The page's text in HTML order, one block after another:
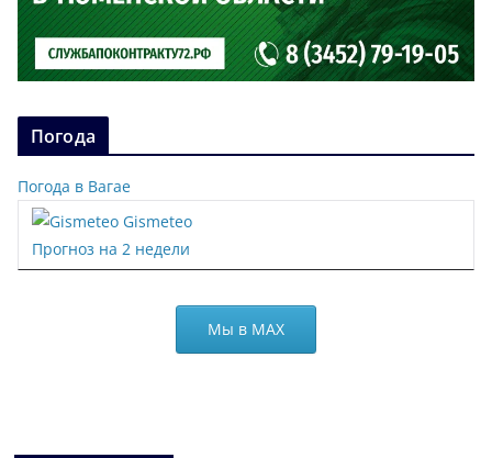
Погода
Погода в Вагае
Gismeteo
Прогноз на 2 недели
Мы в МАХ